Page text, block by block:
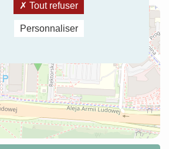
Tout refuser
Personnaliser